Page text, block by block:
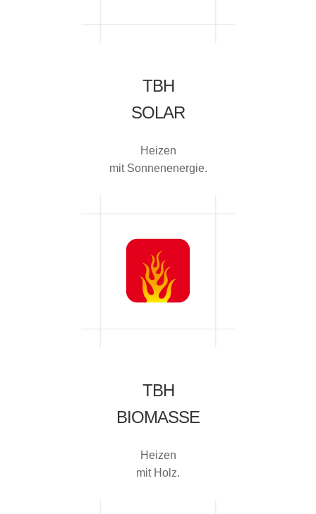
TBH
SOLAR
Heizen
mit Sonnenenergie.
TBH
BIOMASSE
Heizen
mit Holz.